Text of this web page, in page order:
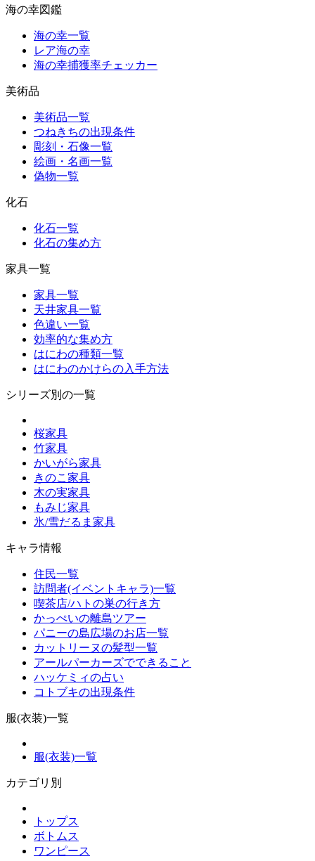
海の幸図鑑
海の幸一覧
レア海の幸
海の幸捕獲率チェッカー
美術品
美術品一覧
つねきちの出現条件
彫刻・石像一覧
絵画・名画一覧
偽物一覧
化石
化石一覧
化石の集め方
家具一覧
家具一覧
天井家具一覧
色違い一覧
効率的な集め方
はにわの種類一覧
はにわのかけらの入手方法
シリーズ別の一覧
桜家具
竹家具
かいがら家具
きのこ家具
木の実家具
もみじ家具
氷/雪だるま家具
キャラ情報
住民一覧
訪問者(イベントキャラ)一覧
喫茶店/ハトの巣の行き方
かっぺいの離島ツアー
パニーの島広場のお店一覧
カットリーヌの髪型一覧
アールパーカーズでできること
ハッケミィの占い
コトブキの出現条件
服(衣装)一覧
服(衣装)一覧
カテゴリ別
トップス
ボトムス
ワンピース